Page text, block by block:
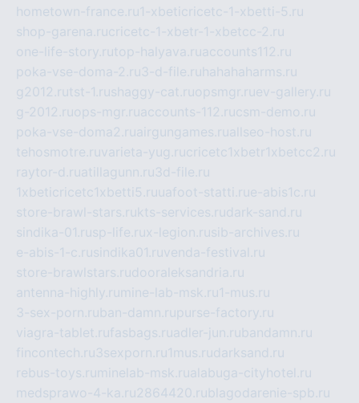
hometown-france.ru1-xbeticricetc-1-xbetti-5.ru
shop-garena.rucricetc-1-xbetr-1-xbetcc-2.ru
one-life-story.rutop-halyava.ruaccounts112.ru
poka-vse-doma-2.ru3-d-file.ru hahahaharms.ru
g2012.rutst-1.rushaggy-cat.ruopsmgr.ruev-gallery.ru
g-2012.ruops-mgr.ruaccounts-112.rucsm-demo.ru
poka-vse-doma2.ruairgungames.ruallseo-host.ru
tehosmotre.ruvarieta-yug.rucricetc1xbetr1xbetcc2.ru
raytor-d.ruatillagunn.ru3d-file.ru
1xbeticricetc1xbetti5.ruuafoot-statti.rue-abis1c.ru
store-brawl-stars.rukts-services.rudark-sand.ru
sindika-01.rusp-life.rux-legion.rusib-archives.ru
e-abis-1-c.rusindika01.ruvenda-festival.ru
store-brawlstars.rudooraleksandria.ru
antenna-highly.ru mine-lab-msk.ru1-mus.ru
3-sex-porn.ruban-damn.rupurse-factory.ru
viagra-tablet.rufasbags.ruadler-jun.rubandamn.ru
fincontech.ru3sexporn.ru1mus.rudarksand.ru
rebus-toys.ru minelab-msk.rualabuga-cityhotel.ru
medsprawo-4-ka.ru2864420.rublagodarenie-spb.ru